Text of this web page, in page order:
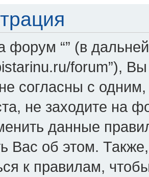
форум “” (в
forum”),
согласны с
не заходите на
данные
Вас об этом.
к правилам,